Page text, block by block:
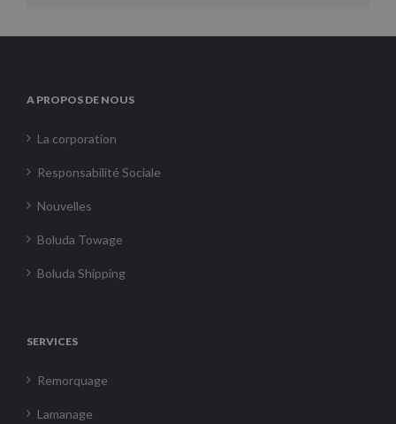
A PROPOS DE NOUS
La corporation
Responsabilité Sociale
Nouvelles
Boluda Towage
Boluda Shipping
SERVICES
Remorquage
Lamanage